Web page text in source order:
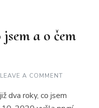
a o čem
LEAVE A COMMENT
T
dva roky, co jsem